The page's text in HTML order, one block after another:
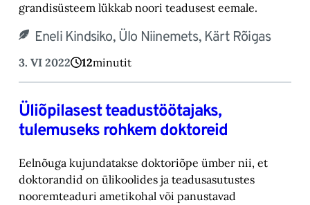
grandisüsteem lükkab noori teadusest eemale.
Eneli Kindsiko, Ülo Niinemets, Kärt Rõigas
3. VI 2022 12minutit
Üliõpilasest teadustöötajaks,
tulemuseks rohkem doktoreid
Eelnõuga kujundatakse doktoriõpe ümber nii, et
doktorandid on ülikoolides ja teadusasutustes
nooremteaduri ametikohal või panustavad